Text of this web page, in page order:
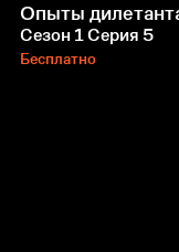
Опыты
Сезон 1 Серия 5
Бесплатно